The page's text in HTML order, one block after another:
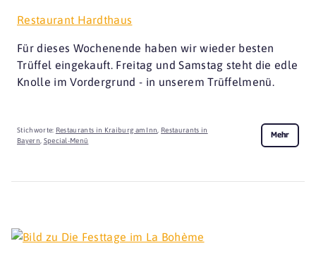
Restaurant Hardthaus
Für dieses Wochenende haben wir wieder besten
Trüffel eingekauft. Freitag und Samstag steht die edle
Knolle im Vordergrund - in unserem Trüffelmenü.
Stichworte: Restaurants in Kraiburg am Inn, Restaurants in
Bayern, Special-Menü
Mehr